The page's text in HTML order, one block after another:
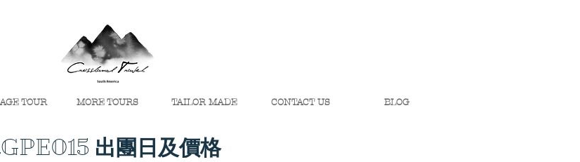
TOUR MORE TOURS TAILOR MADE CONTACT US BLOG
出團日及價格